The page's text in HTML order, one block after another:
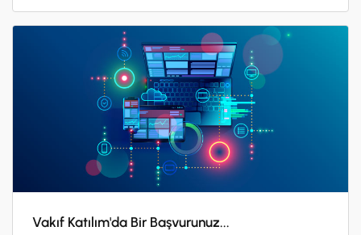
Vakıf Katılım'da Bir Başvurunuz...